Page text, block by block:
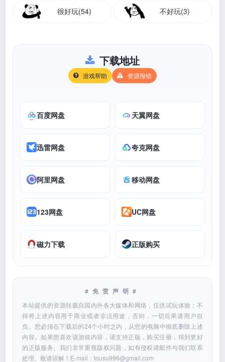
很好玩(54) 不好玩(3)
下载地址
游戏帮助 资源报错
百度网盘 天翼网盘
迅雷网盘 夸克网盘
阿里网盘 移动网盘
123网盘 UC网盘
磁力下载 正版购买
#免责声明#
本站提供的资源转载自国内外各大媒体和网络，仅供试玩体验；不
得将上述内容用于商业或者非法用途，否则，一切后果请用户自
负。您必须在下载后的24个小时之内，从您的电脑中彻底删除上述
内容。如果您喜欢该游戏内容，请支持正版，购买注册，得到更好
的正版服务。我们非常重视版权问题，如有侵权请邮件与我们联系
处理。敬请谅解！E-mail：tousu996@gmail.com